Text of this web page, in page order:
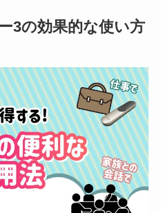
3の効果的な使い方